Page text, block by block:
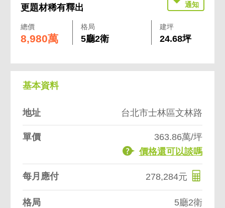
更題材稀有釋出
總價
8,980萬
格局
5廳2衛
建坪
24.68坪
基本資料
地址 台北市士林區文林路
單價
363.86萬/坪
價格還可以談嗎
每月應付 278,284元
格局 5廳2衛